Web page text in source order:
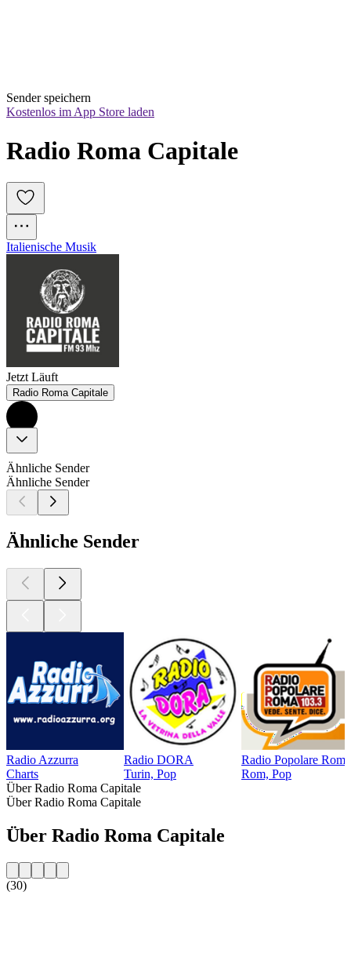
Sender speichern
Kostenlos im App Store laden
Radio Roma Capitale
Italienische Musik
Jetzt Läuft
Radio Roma Capitale
Ähnliche Sender
Ähnliche Sender
Ähnliche Sender
Radio Azzurra
Charts
Radio DORA
Turin, Pop
Radio Popolare Roma
Rom, Pop
Über Radio Roma Capitale
Über Radio Roma Capitale
Über Radio Roma Capitale
(30)